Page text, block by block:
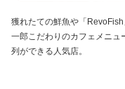
獲れたての鮮魚や「
一郎こだわりのカフェメニ
列ができる人気店。